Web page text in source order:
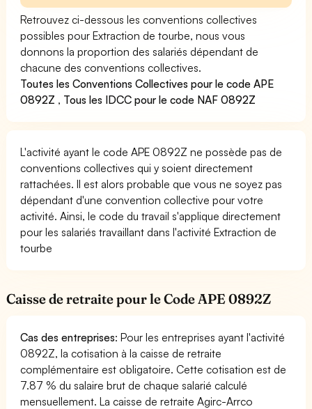
Retrouvez ci-dessous les conventions collectives
possibles pour Extraction de tourbe, nous vous
donnons la proportion des salariés dépendant de
chacune des conventions collectives.
Toutes les Conventions Collectives pour le code APE
0892Z , Tous les IDCC pour le code NAF 0892Z
L'activité ayant le code APE 0892Z ne possède pas de
conventions collectives qui y soient directement
rattachées. Il est alors probable que vous ne soyez pas
dépendant d'une convention collective pour votre
activité. Ainsi, le code du travail s'applique directement
pour les salariés travaillant dans l'activité Extraction de
tourbe
Caisse de retraite pour le Code APE 0892Z
Cas des entreprises: Pour les entreprises ayant l'activité
0892Z, la cotisation à la caisse de retraite
complémentaire est obligatoire. Cette cotisation est de
7.87 % du salaire brut de chaque salarié calculé
mensuellement. La caisse de retraite Agirc-Arrco